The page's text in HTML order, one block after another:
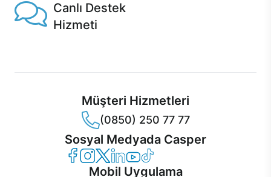
Canlı Destek
Hizmeti
Müşteri Hizmetleri
(0850) 250 77 77
Sosyal Medyada Casper
Casper Facebook
Casper Instagram
Casper Twitter
Casper LinkedIn
Casper YouTube
Casper TikTok
Mobil Uygulama